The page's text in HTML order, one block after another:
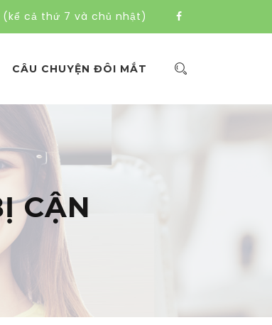
cả thứ 7 và chủ nhật)
CÂU CHUYỆN ĐÔI MẮT
CẬN